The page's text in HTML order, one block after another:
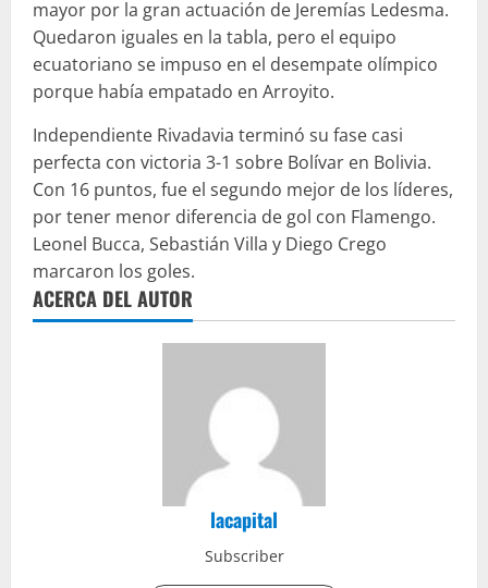
mayor por la gran actuación de Jeremías Ledesma.
Quedaron iguales en la tabla, pero el equipo
ecuatoriano se impuso en el desempate olímpico
porque había empatado en Arroyito.
Independiente Rivadavia terminó su fase casi
perfecta con victoria 3-1 sobre Bolívar en Bolivia.
Con 16 puntos, fue el segundo mejor de los líderes,
por tener menor diferencia de gol con Flamengo.
Leonel Bucca, Sebastián Villa y Diego Crego
marcaron los goles.
ACERCA DEL AUTOR
lacapital
Subscriber